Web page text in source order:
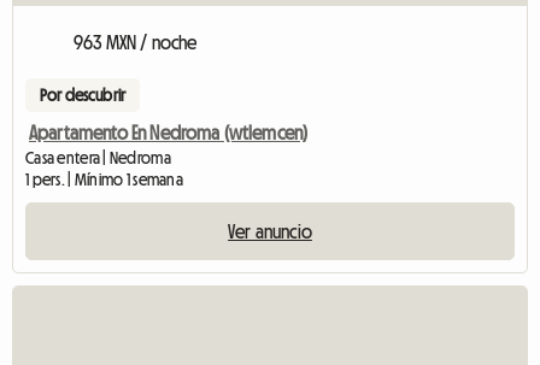
963 MXN / noche
Por descubrir
Apartamento En Nedroma (wtlemcen)
Casa entera | Nedroma
1 pers. | Mínimo 1 semana
Ver anuncio